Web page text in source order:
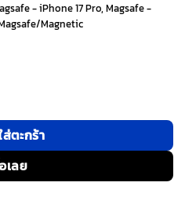
฿.
- iPhone 17 Pro, Magsafe -
Magnetic
Case with Printing (Magsafe) - เค
ตะกร้า
เลย